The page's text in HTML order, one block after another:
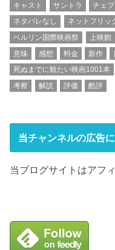
キャスト
サントラ チェ
ネタバレなし
ネットフリッ
ベルリン国際映画祭
上映館
意味
感想 料金 新作
死ぬまでに観たい映画1001本
考察
解説 評価 酷評
当チャンネルの広告
当ブログサイトはアフ